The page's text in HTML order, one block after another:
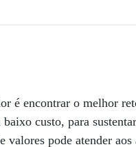
é encontrar o melhor
custo, para
valores pode atender